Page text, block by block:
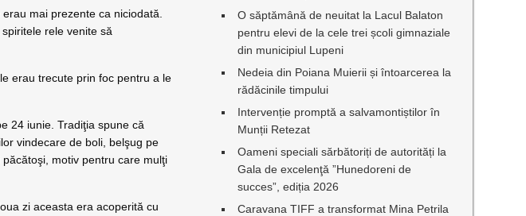
mai prezente ca niciodată.
rele venite să
erau trecute prin foc pentru a le
24 iunie. Tradiţia spune că
vindecare de boli, belşug pe
motiv pentru care mulţi
zi aceasta era acoperită cu
O săptămână de neuitat la Lacul Balaton
pentru elevi de la cele trei școli gimnaziale
din municipiul Lupeni
Nedeia din Poiana Muierii și întoarcerea la
rădăcinile timpului
Intervenție promptă a salvamontiștilor în
Munții Retezat
Oameni speciali sărbătoriți de autorități la
Gala de excelenţă ”Hunedoreni de
succes”, ediția 2026
Caravana TIFF a transformat Mina Petrila